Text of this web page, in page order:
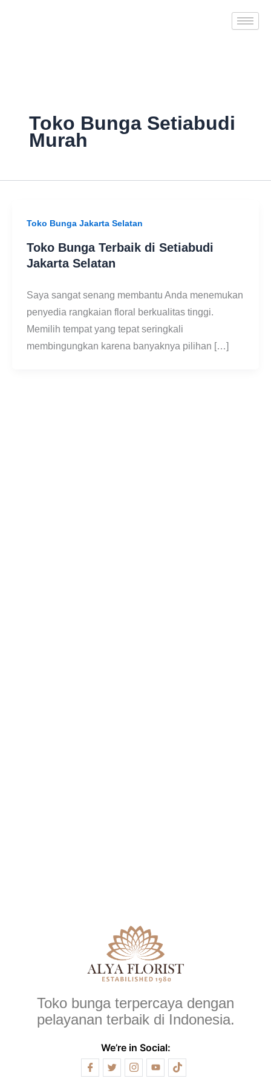
Toko Bunga Setiabudi
Murah
Toko Bunga Jakarta Selatan
Toko Bunga Terbaik di Setiabudi
Jakarta Selatan
Saya sangat senang membantu Anda menemukan
penyedia rangkaian floral berkualitas tinggi.
Memilih tempat yang tepat seringkali
membingungkan karena banyaknya pilihan […]
Toko bunga terpercaya dengan
pelayanan terbaik di Indonesia.
We’re in Social: